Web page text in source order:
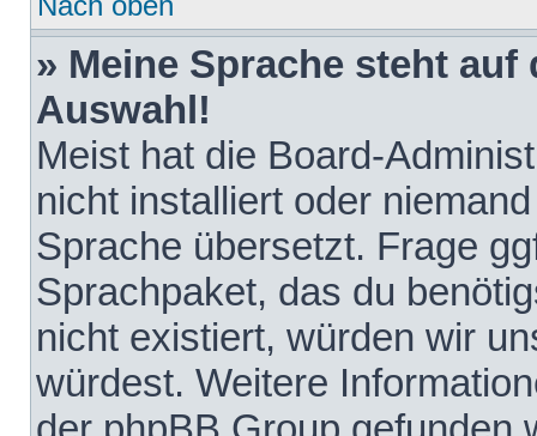
» Meine Sprache steht
Auswahl!
Meist hat die Board-
nicht installiert oder
Sprache übersetzt. Frage
Sprachpaket, das du
nicht existiert, würden wir
würdest. Weitere